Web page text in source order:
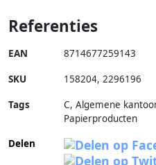
Referenties
EAN 8714677259143
SKU 158204, 2296196
Tags
C, Algemene
Papierproducten
Delen